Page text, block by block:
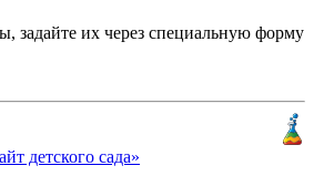
задайте их через специальную форму
детского сада»